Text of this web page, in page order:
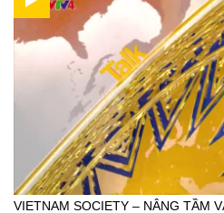
VIETNAM SOCIETY – NÂNG TẦM